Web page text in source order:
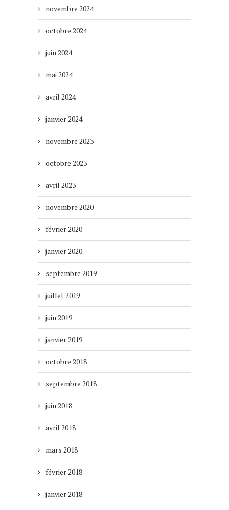
novembre 2024
octobre 2024
juin 2024
mai 2024
avril 2024
janvier 2024
novembre 2023
octobre 2023
avril 2023
novembre 2020
février 2020
janvier 2020
septembre 2019
juillet 2019
juin 2019
janvier 2019
octobre 2018
septembre 2018
juin 2018
avril 2018
mars 2018
février 2018
janvier 2018